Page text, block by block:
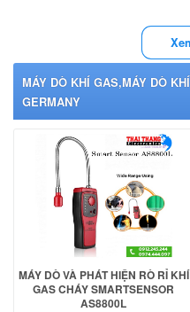
MÁY DÒ KHÍ GAS,MÁY DÒ
GERMANY
MÁY DÒ VÀ PHÁT HIỆN RÒ RỈ KHÍ
GAS CHÁY SMARTSENSOR
AS8800L